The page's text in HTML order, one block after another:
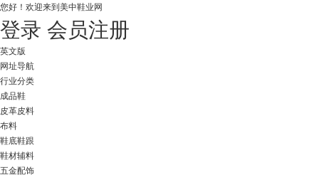
您好！ 欢迎来到美中鞋业网
登录 会员注册
英文版
网址导航
行业分类
成品鞋
皮革皮料
布料
鞋底鞋跟
鞋材辅料
五金配饰